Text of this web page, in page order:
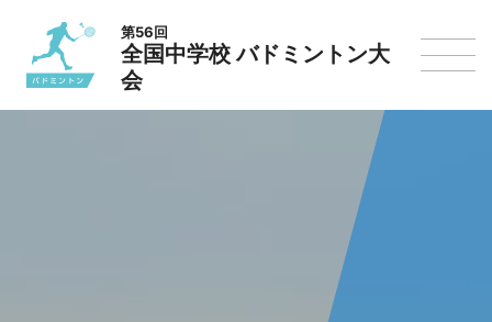
第56回
全国中学校 バドミントン大
会